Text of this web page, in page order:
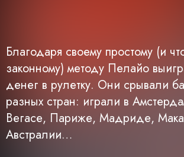
Благодаря своему простому (и
законному) методу Пелайо
денег в рулетку. Они срывали
разных стран: играли в
Вегасе, Париже, Мадриде,
Австралии…